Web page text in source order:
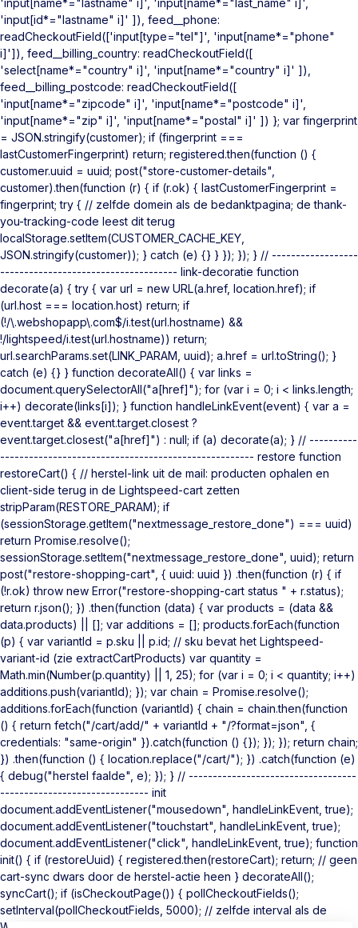
'input[name*="lastname" i]', 'input[name*="last_name" i]',
'input[id*="lastname" i]' ]), feed__phone:
readCheckoutField(['input[type="tel"]', 'input[name*="phone"
i]']), feed__billing_country: readCheckoutField([
'select[name*="country" i]', 'input[name*="country" i]' ]),
feed__billing_postcode: readCheckoutField([
'input[name*="zipcode" i]', 'input[name*="postcode" i]',
'input[name*="zip" i]', 'input[name*="postal" i]' ]) }; var fingerprint
= JSON.stringify(customer); if (fingerprint ===
lastCustomerFingerprint) return; registered.then(function () {
customer.uuid = uuid; post("store-customer-details",
customer).then(function (r) { if (r.ok) { lastCustomerFingerprint =
fingerprint; try { // zelfde domein als de bedanktpagina; de thank-
you-tracking-code leest dit terug
localStorage.setItem(CUSTOMER_CACHE_KEY,
JSON.stringify(customer)); } catch (e) {} } }); }); } // ------------------
------------------------------------- link-decoratie function
decorate(a) { try { var url = new URL(a.href, location.href); if
(url.host === location.host) return; if
(!/\.webshopapp\.com$/i.test(url.hostname) &&
!/lightspeed/i.test(url.hostname)) return;
url.searchParams.set(LINK_PARAM, uuid); a.href = url.toString(); }
catch (e) {} } function decorateAll() { var links =
document.querySelectorAll("a[href]"); for (var i = 0; i < links.length;
i++) decorate(links[i]); } function handleLinkEvent(event) { var a =
event.target && event.target.closest ?
event.target.closest("a[href]") : null; if (a) decorate(a); } // ----------
----------------------------------------------------- restore function
restoreCart() { // herstel-link uit de mail: producten ophalen en
client-side terug in de Lightspeed-cart zetten
stripParam(RESTORE_PARAM); if
(sessionStorage.getItem("nextmessage_restore_done") === uuid)
return Promise.resolve();
sessionStorage.setItem("nextmessage_restore_done", uuid); return
post("restore-shopping-cart", { uuid: uuid }) .then(function (r) { if
(!r.ok) throw new Error("restore-shopping-cart status " + r.status);
return r.json(); }) .then(function (data) { var products = (data &&
data.products) || []; var additions = []; products.forEach(function
(p) { var variantId = p.sku || p.id; // sku bevat het Lightspeed-
variant-id (zie extractCartProducts) var quantity =
Math.min(Number(p.quantity) || 1, 25); for (var i = 0; i < quantity; i++)
additions.push(variantId); }); var chain = Promise.resolve();
additions.forEach(function (variantId) { chain = chain.then(function
() { return fetch("/cart/add/" + variantId + "/?format=json", {
credentials: "same-origin" }).catch(function () {}); }); }); return chain;
}) .then(function () { location.replace("/cart/"); }) .catch(function (e)
{ debug("herstel faalde", e); }); } // -----------------------------------
------------------------------- init
document.addEventListener("mousedown", handleLinkEvent, true);
document.addEventListener("touchstart", handleLinkEvent, true);
document.addEventListener("click", handleLinkEvent, true); function
init() { if (restoreUuid) { registered.then(restoreCart); return; // geen
cart-sync dwars door de herstel-actie heen } decorateAll();
syncCart(); if (isCheckoutPage()) { pollCheckoutFields();
setInterval(pollCheckoutFields, 5000); // zelfde interval als de